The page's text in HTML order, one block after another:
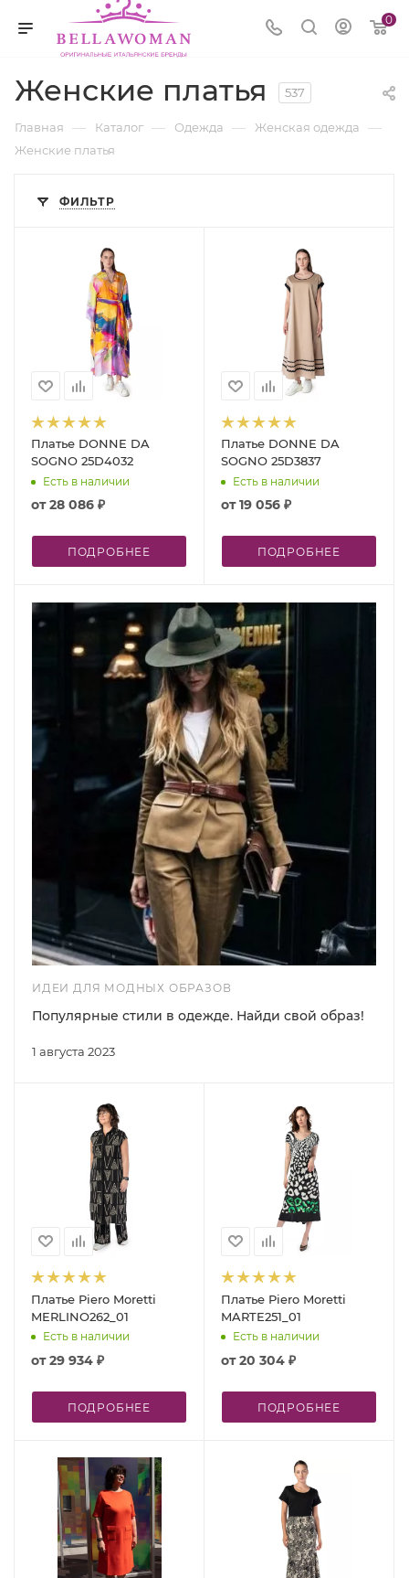
0
Женские платья 537
Главная — Каталог — Одежда — Женская одежда —
Женские платья
ФИЛЬТР
Платье DONNE DA
SOGNO 25D4032
Есть в наличии
от28 086 ₽
ПОДРОБНЕЕ
Платье DONNE DA
SOGNO 25D3837
Есть в наличии
от19 056 ₽
ПОДРОБНЕЕ
ИДЕИ ДЛЯ МОДНЫХ ОБРАЗОВ
1 августа 2023
Популярные стили в одежде. Найди свой образ!
Платье Piero Moretti
MERLINO262_01
Есть в наличии
от29 934 ₽
ПОДРОБНЕЕ
Платье Piero Moretti
MARTE251_01
Есть в наличии
от20 304 ₽
ПОДРОБНЕЕ